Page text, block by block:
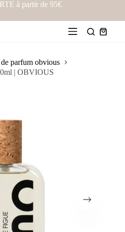
à partir de 95€
parfum obvious
| OBVIOUS